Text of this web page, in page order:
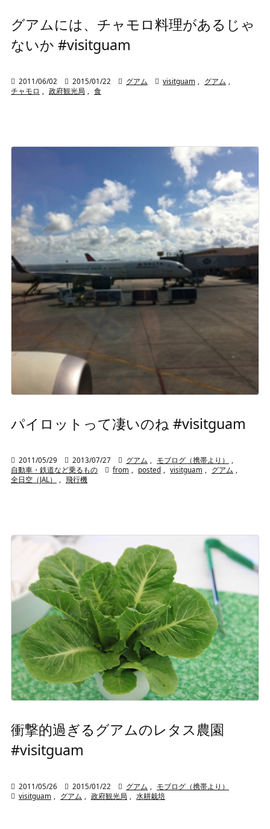
グアムには、チャモロ料理があるじゃ
ないか #visitguam
 2011/06/02  2015/01/22  グアム  visitguam グアム
チャモロ
政府観光局 食
パイロットって凄いのね #visitguam
 2011/05/29  2013/07/27  グアム モブログ（携帯より）
自動車・鉄道など乗るもの
 from posted visitguam グアム
全日空（JAL）
飛行機
衝撃的過ぎるグアムのレタス農園
#visitguam
 2011/05/26  2015/01/22  グアム , モブログ（携帯より）
 visitguam , グアム , 政府観光局 , 水耕栽培